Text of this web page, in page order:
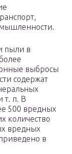
пыли в
выбросы
содержат
т. п. В
500 вредных
количество
вредных
в